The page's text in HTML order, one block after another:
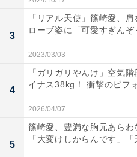
3
「リアル天使」篠崎愛、
ローブ姿に「可愛すぎん
2023/03/03
4
「ガリガリやんけ」空気
イナス38kg！ 衝撃のビフ
2026/04/07
5
篠崎愛、豊満な胸元あらわ
「大変けしからんです」